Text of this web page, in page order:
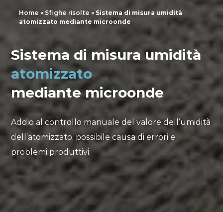
Scope
Comparison
Design
Customization
Configurator
Fulfillment
Home » Sfighe risolte » Sistema di misura umidità
atomizzato mediante microonde
Sistema di misura umidità
atomizzato
mediante microonde
Addio al controllo manuale del valore dell’umidità
dell’atomizzato, possibile causa di errori e
problemi produttivi.